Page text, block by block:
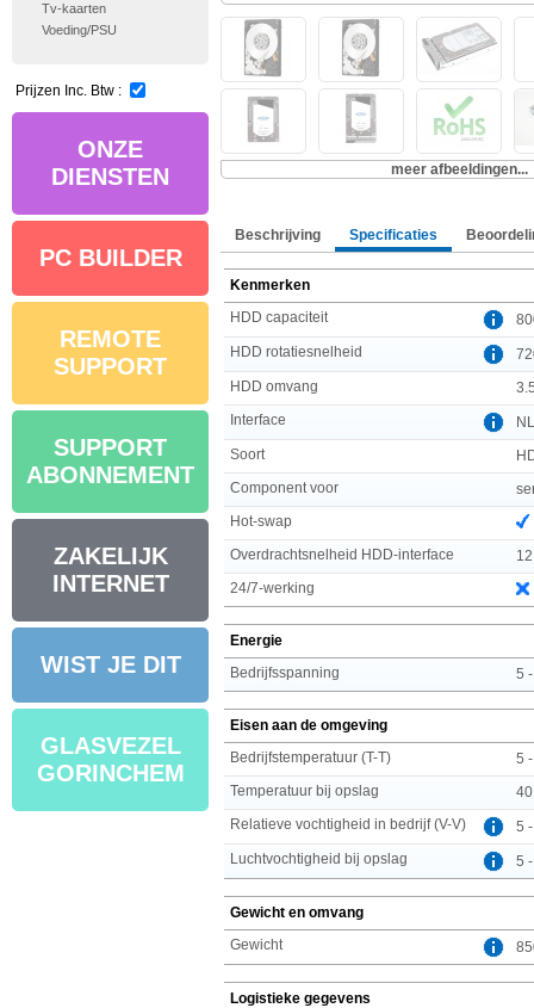
Tv-kaarten
Voeding/PSU
Prijzen Inc. Btw :
ONZE
DIENSTEN
PC BUILDER
REMOTE
SUPPORT
SUPPORT
ABONNEMENT
ZAKELIJK
INTERNET
WIST JE DIT
GLASVEZEL
GORINCHEM
meer afbeeldingen...
Beschrijving Specificaties
Kenmerken
HDD capaciteit
HDD rotatiesnelheid
HDD omvang
Interface
Soort
Component voor
Hot-swap
Overdrachtsnelheid HDD-interface
24/7-werking
Energie
Bedrijfsspanning
5
Eisen aan de omgeving
Bedrijfstemperatuur (T-T)
5
Temperatuur bij opslag
Relatieve vochtigheid in bedrijf (V-V)
5
Luchtvochtigheid bij opslag
5
Gewicht en omvang
Gewicht
Logistieke gegevens